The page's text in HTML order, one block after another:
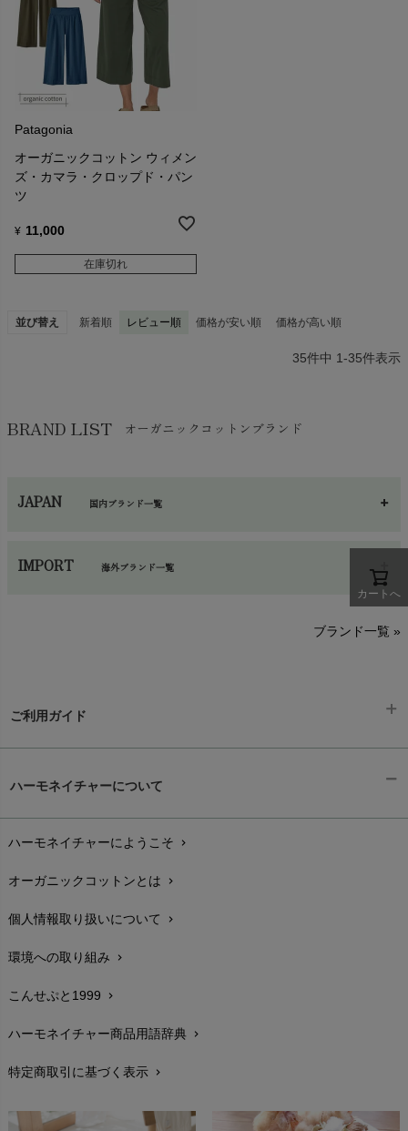
Patagonia
オーガニックコットン ウィメン
ズ・カマラ・クロップド・パン
ツ
¥ 11,000
在庫切れ
並び替え 新着順 レビュー順 価格が安い順 価格が高い順
35件中 1-35件表示
BRAND LIST オーガニックコットンブランド
JAPAN 国内ブランド一覧
へ～わ
生活アートクラブ
nanadecor（ナナデェコール）
ぬくぐるみ工房
Haruulala（ハルウララ）
Pantyliners Organics（パンティライナーズ）
plantia（プランティア）
PRISTINE（プリスティン）
IMPORT海外ブランド一覧
kidscase（キッズケース）
LITTLE INDIANS（リトルインディアンズ）
maggies（マギーズ）
MAINIO（マイニオ）
MAUD N LIL（モード・ン・リル）
maxomorra（マクソモーラ）
Molo（モロ）
My Little Cozmo（マイリトルコズモ）
NATURAPURA（ナチュラプラ）
ブランド一覧 »
カートへ
ご利用ガイド
配送と送料chevron_right
在庫状況と発送予定chevron_right
サイズ・寸法chevron_right
生地・素材chevron_right
お手入れについて
レビューを書こうchevron_right
返品交換chevron_right
FAXでのご注文
ハーモネイチャーについて
ハーモネイチャーにようこそ chevron_right
オーガニックコットンとは chevron_right
個人情報取り扱いについて chevron_right
環境への取り組み chevron_right
こんせぷと1999 chevron_right
ハーモネイチャー商品用語辞典 chevron_right
特定商取引に基づく表示 chevron_right